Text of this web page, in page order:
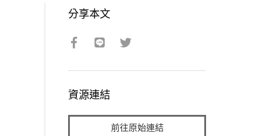
分享本文
資源連結
前往原始連結